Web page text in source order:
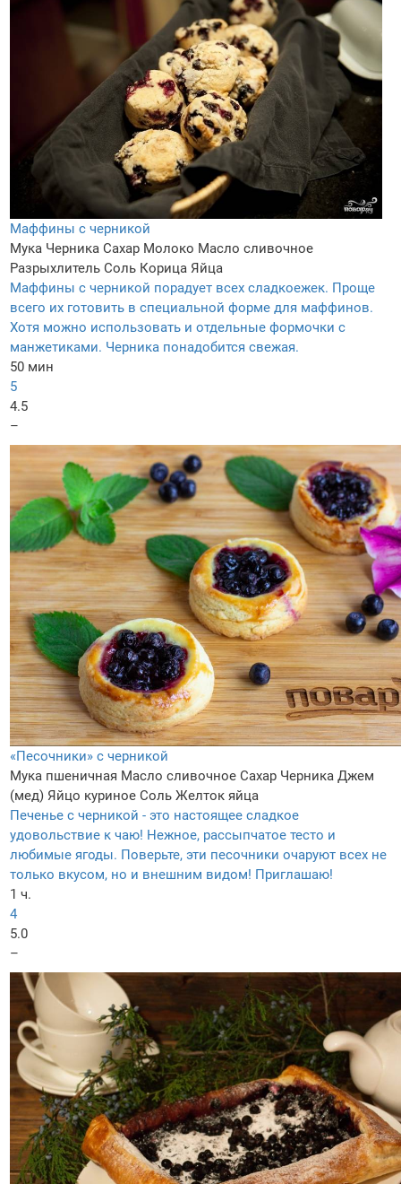
Маффины с черникой
Мука Черника Сахар Молоко Масло сливочное
Разрыхлитель Соль Корица Яйца
Маффины с черникой порадует всех сладкоежек. Проще
всего их готовить в специальной форме для маффинов.
Хотя можно использовать и отдельные формочки с
манжетиками. Черника понадобится свежая.
50 мин
5
4.5
–
«Песочники» с черникой
Мука пшеничная Масло сливочное Сахар Черника Джем
(мед) Яйцо куриное Соль Желток яйца
Печенье с черникой - это настоящее сладкое
удовольствие к чаю! Нежное, рассыпчатое тесто и
любимые ягоды. Поверьте, эти песочники очаруют всех не
только вкусом, но и внешним видом! Приглашаю!
1 ч.
4
5.0
–